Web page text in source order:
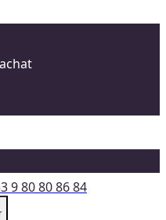
9 80 80 86 84